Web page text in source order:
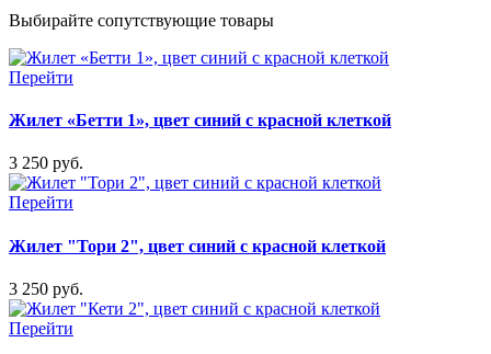
Выбирайте сопутствующие товары
Перейти
Жилет «Бетти 1», цвет синий с красной клеткой
3 250 руб.
Перейти
Жилет "Тори 2", цвет синий с красной клеткой
3 250 руб.
Перейти